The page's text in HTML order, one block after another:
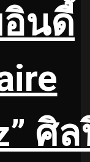
นดี้
ศิ